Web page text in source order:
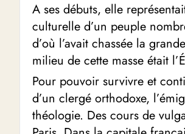
A ses débuts, elle
culturelle d’un peuple
d’où l’avait chassée la
milieu de cette masse était
Pour pouvoir survivre et
d’un clergé orthodoxe,
théologie. Des cours de